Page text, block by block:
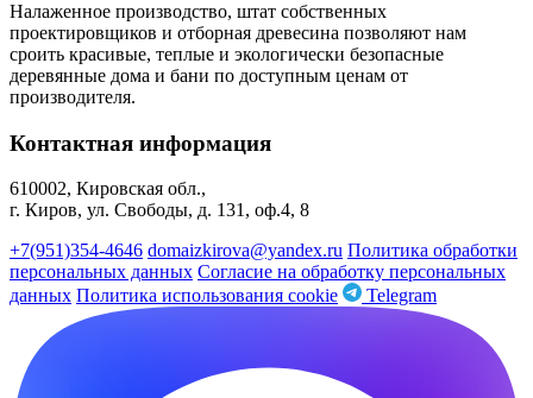
Налаженное производство, штат собственных
проектировщиков и отборная древесина позволяют нам
сроить красивые, теплые и экологически безопасные
деревянные дома и бани по доступным ценам от
производителя.
Контактная информация
610002, Кировская обл.,
г. Киров, ул. Свободы, д. 131, оф.4, 8
+7(951)354-4646 domaizkirova@yandex.ru Политика обработки
персональных данных Согласие на обработку персональных
данных Политика использования cookie Telegram